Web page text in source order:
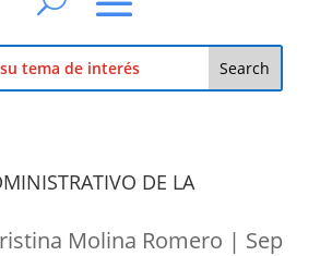
DE LA
Molina Romero | Sep